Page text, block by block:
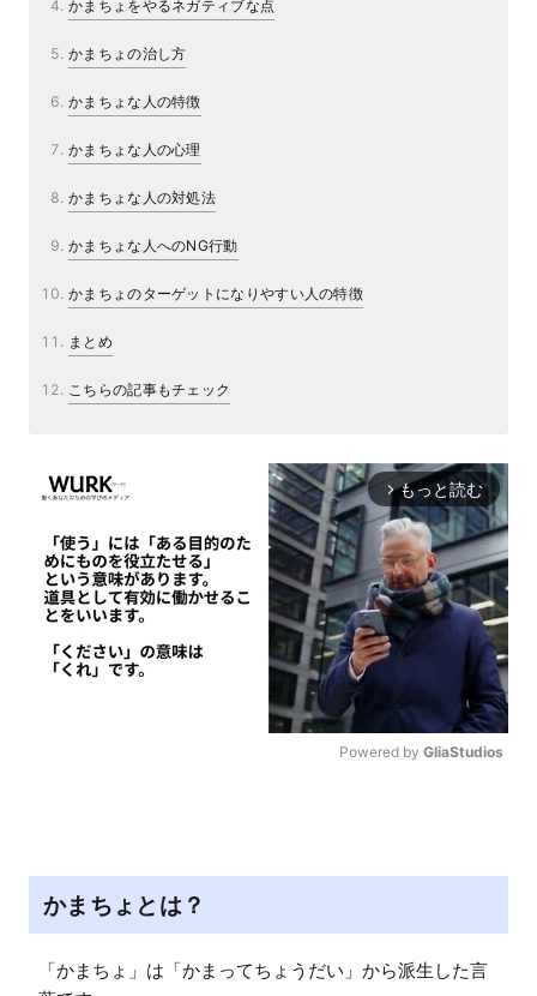
かまちょをやるネガティブな点
かまちょの治し方
かまちょな人の特徴
かまちょな人の心理
かまちょな人の対処法
かまちょな人へのNG行動
かまちょのターゲットになりやすい人の特徴
まとめ
こちらの記事もチェック
arrow_forward_ios もっと読む
Powered by GliaStudios
かまちょとは？
「かまちょ」は「かまってちょうだい」から派生した言